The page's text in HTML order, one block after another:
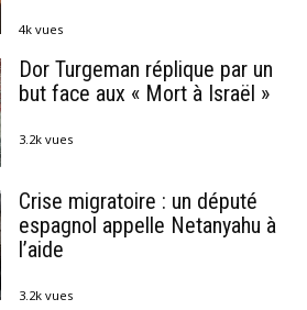
4k vues
Dor Turgeman réplique par un
but face aux « Mort à Israël »
3.2k vues
Crise migratoire : un député
espagnol appelle Netanyahu à
l’aide
3.2k vues